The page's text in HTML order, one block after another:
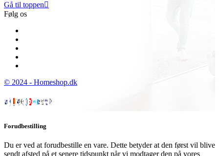
Gå til toppen
Følg os
© 2024 - Homeshop.dk
Forudbestilling
Du er ved at forudbestille en vare. Dette betyder at den først vil blive
sendt afsted på et senere tidspunkt når vi modtager den på vores